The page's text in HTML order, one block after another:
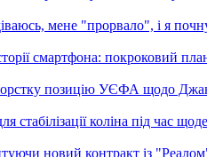
мене "прорвало", і я
смартфона: покроковий
позицію УЄФА щодо
стабілізації коліна під час
новий контракт із